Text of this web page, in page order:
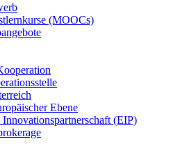
(MOOCs)
Ebene
Innovationspartnerschaft (EIP)